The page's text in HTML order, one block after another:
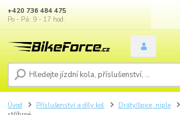
+420 736 484 475
Po - Pá: 9 - 17 hod.
Úvod Příslušenství a díly kol Dráty/špice, niple